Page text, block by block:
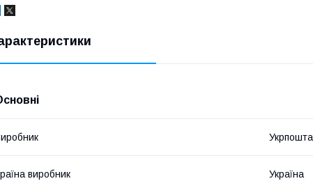
Укрпошта
виробник Україна